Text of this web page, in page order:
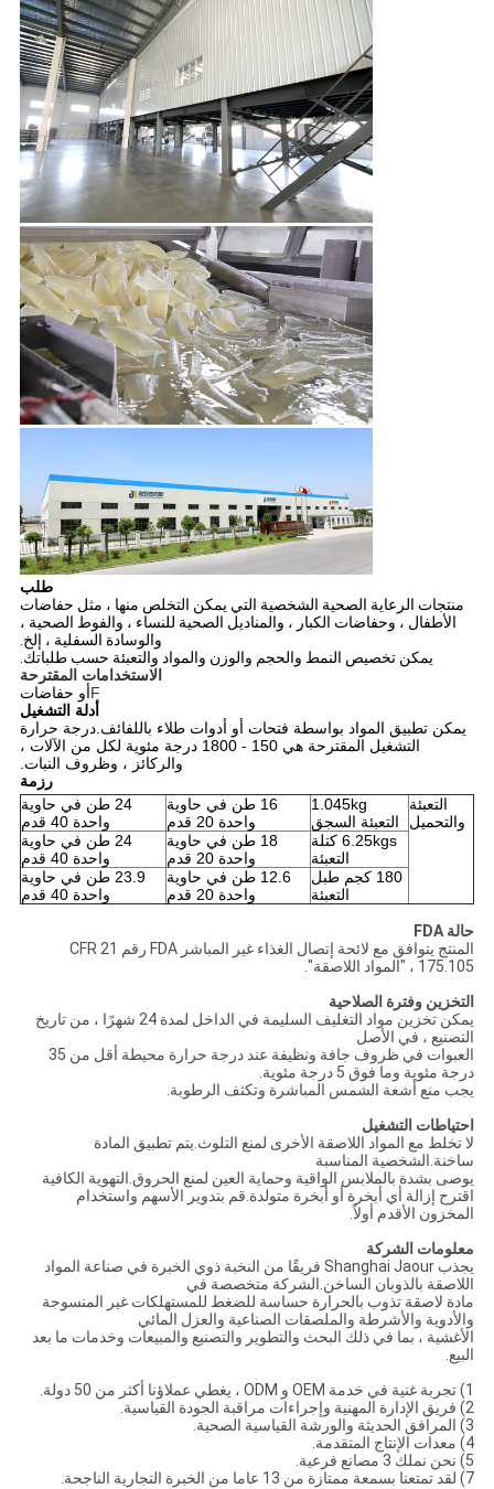
طلب
منتجات الرعاية الصحية الشخصية التي يمكن التخلص منها ، مثل حفاضات
الأطفال ، وحفاضات الكبار ، والمناديل الصحية للنساء ، والفوط الصحية ،
والوسادة السفلية ، إلخ.
يمكن تخصيص النمط والحجم والوزن والمواد والتعبئة حسب طلباتك.
الاستخدامات المقترحة
Fأو حفاضات
أدلة التشغيل
يمكن تطبيق المواد بواسطة فتحات أو أدوات طلاء باللفائف.درجة حرارة
التشغيل المقترحة هي 150 - 1800 درجة مئوية لكل من الآلات ،
والركائز ، وظروف النبات.
رزمة
التعبئة
والتحميل
1.045kg
التعبئة السجق
16 طن في حاوية
واحدة 20 قدم
24 طن في حاوية
واحدة 40 قدم
6.25kgs كتلة
التعبئة
18 طن في حاوية
واحدة 20 قدم
24 طن في حاوية
واحدة 40 قدم
180 كجم طبل
التعبئة
12.6 طن في حاوية
واحدة 20 قدم
23.9 طن في حاوية
واحدة 40 قدم
حالة FDA
المنتج يتوافق مع لائحة إتصال الغذاء غير المباشر FDA رقم 21 CFR
175.105 ، "المواد اللاصقة".
التخزين وفترة الصلاحية
يمكن تخزين مواد التغليف السليمة في الداخل لمدة 24 شهرًا ، من تاريخ
التصنيع ، في الأصل
العبوات في ظروف جافة ونظيفة عند درجة حرارة محيطة أقل من 35
درجة مئوية وما فوق 5 درجة مئوية.
يجب منع أشعة الشمس المباشرة وتكثف الرطوبة.
احتياطات التشغيل
لا تخلط مع المواد اللاصقة الأخرى لمنع التلوث.يتم تطبيق المادة
ساخنة.الشخصية المناسبة
يوصى بشدة بالملابس الواقية وحماية العين لمنع الحروق.التهوية الكافية
اقترح إزالة أي أبخرة أو أبخرة متولدة.قم بتدوير الأسهم واستخدام
المخزون الأقدم أولاً.
معلومات الشركة
يجذب Shanghai Jaour فريقًا من النخبة ذوي الخبرة في صناعة المواد
اللاصقة بالذوبان الساخن.الشركة متخصصة في
مادة لاصقة تذوب بالحرارة حساسة للضغط للمستهلكات غير المنسوجة
والأدوية والأشرطة والملصقات الصناعية والعزل المائي
الأغشية ، بما في ذلك البحث والتطوير والتصنيع والمبيعات وخدمات ما بعد
البيع.
1) تجربة غنية في خدمة OEM و ODM ، يغطي عملاؤنا أكثر من 50 دولة.
2) فريق الإدارة المهنية وإجراءات مراقبة الجودة القياسية.
3) المرافق الحديثة والورشة القياسية الصحية.
4) معدات الإنتاج المتقدمة.
5) نحن نملك 3 مصانع فرعية.
7) لقد تمتعنا بسمعة ممتازة من 13 عاما من الخبرة التجارية الناجحة.